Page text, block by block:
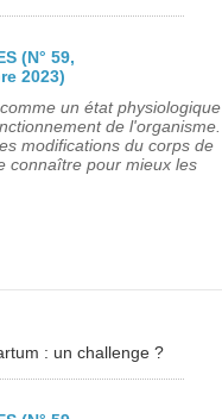
(N° 59,
2023)
un état physiologique
de l'organisme.
modifications du corps de
connaître pour mieux les
: un challenge ?